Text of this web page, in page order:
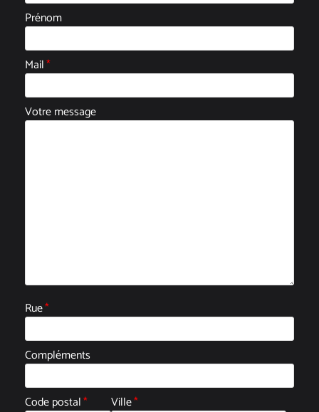
Prénom
Mail*
Votre message
Rue*
Compléments
Code postal* Ville*